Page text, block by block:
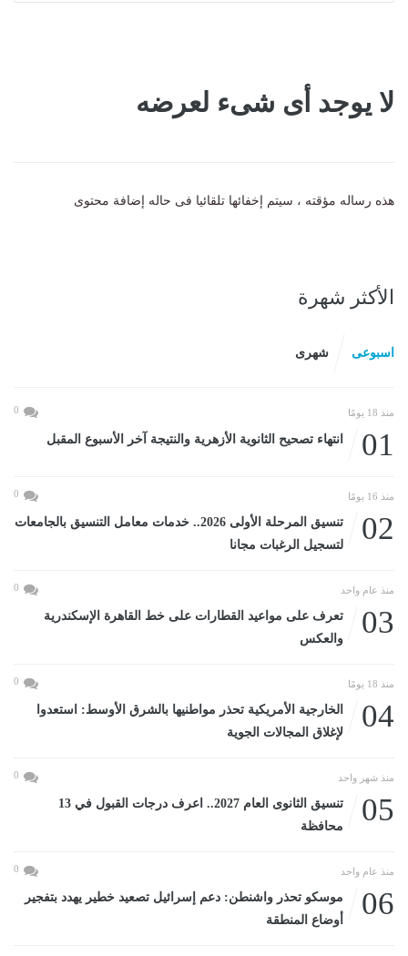
لا يوجد أى شىء لعرضه
هذه رساله مؤقته ، سيتم إخفائها تلقائيا فى حاله إضافة محتوى
الأكثر شهرة
اسبوعى شهرى
منذ 18 يومًا 0
01 انتهاء تصحيح الثانوية الأزهرية والنتيجة آخر الأسبوع المقبل
منذ 16 يومًا 0
02
تنسيق المرحلة الأولى 2026.. خدمات معامل التنسيق بالجامعات
لتسجيل الرغبات مجانا
منذ عام واحد 0
03
تعرف على مواعيد القطارات على خط القاهرة الإسكندرية
والعكس
منذ 18 يومًا 0
04
الخارجية الأمريكية تحذر مواطنيها بالشرق الأوسط: استعدوا
لإغلاق المجالات الجوية
منذ شهر واحد 0
05
تنسيق الثانوى العام 2027.. اعرف درجات القبول في 13
محافظة
منذ عام واحد 0
06
موسكو تحذر واشنطن: دعم إسرائيل تصعيد خطير يهدد بتفجير
أوضاع المنطقة